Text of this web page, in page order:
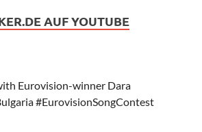
AUF YOUTUBE
Eurovision-winner Dara
#EurovisionSongContest